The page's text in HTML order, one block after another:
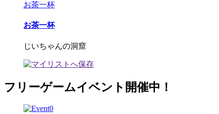
お茶一杯
お茶一杯
じいちゃんの洞窟
フリーゲームイベント開催中！